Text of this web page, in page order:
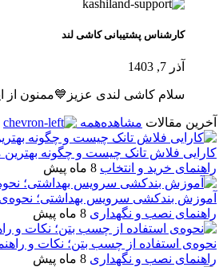
کارشناس پشتیبانی کاشی لند
آذر 7, 1403
سلام کاشی لندی عزیز💙ممنون از
آخرین مقالات مشاهده‌همه
کارایی فلاش تانک چیست و چگونه بهترین
راهنمای خرید و انتخاب 8 ماه پیش
آموزش بندکشی سرویس بهداشتی؛
راهنمای نصب و نگهداری 8 ماه پیش
نحوه‌ی استفاده از چسب بتن؛ نکات و
راهنمای نصب و نگهداری 8 ماه پیش